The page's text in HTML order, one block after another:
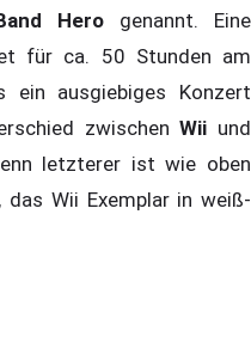
Hero genannt. Eine
für ca. 50 Stunden am
ausgiebiges Konzert
zwischenWii und
letzterer ist wie oben
Wii Exemplar in weiß-